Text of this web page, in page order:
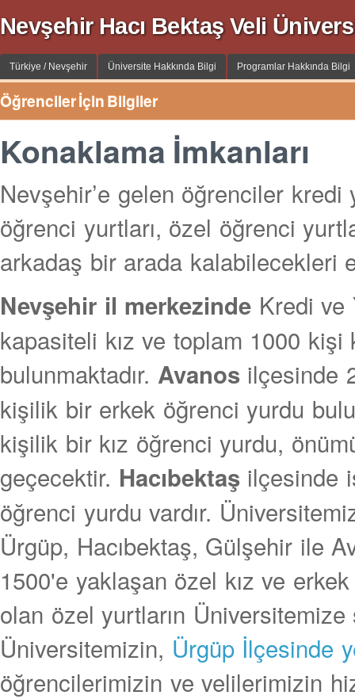
Nevşehir Hacı Bektaş Veli
Türkiye / Nevşehir Üniversite Hakkında Bilgi Programlar Hakkında Bilgi
Öğrenciler İçin Bilgiler
Konaklama İmkanları
Nevşehir’e gelen öğrenciler kredi
öğrenci yurtları, özel öğrenci
arkadaş bir arada kalabilecekleri
Nevşehir il merkezinde Kredi ve
kapasiteli kız ve toplam 1000
bulunmaktadır. Avanos ilçesinde
kişilik bir erkek öğrenci yurdu
kişilik bir kız öğrenci yurdu,
geçecektir. Hacıbektaşilçesinde
öğrenci yurdu vardır.
Ürgüp, Hacıbektaş, Gülşehir ile
1500'e yaklaşan özel kız ve
olan özel yurtların
Üniversitemizin, Ürgüp İlçesinde
öğrencilerimizin ve velilerimizin